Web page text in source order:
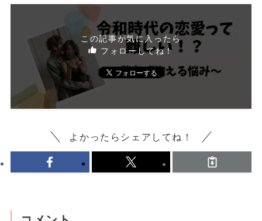
この記事が気に入ったら
フォローしてね！
よかったらシェアしてね！